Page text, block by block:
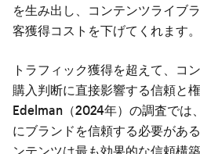
を生み出し、コンテンツライブ
客獲得コストを下げてくれます。
トラフィック獲得を超えて、コ
購入判断に直接影響する信頼と権
Edelman（2024年）の調査では
にブランドを信頼する必要があ
ンテンツは最も効果的な信頼構